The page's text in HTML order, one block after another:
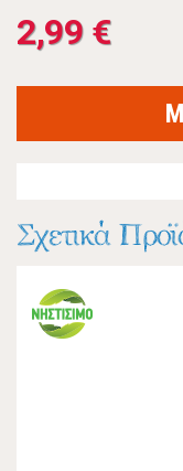
2,99 €
Σχετικά